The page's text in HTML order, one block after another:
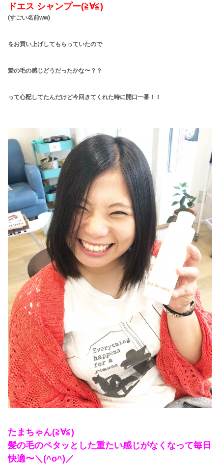
ドエス シャンプー(≧∀≦)
(すごい名前ww)
をお買い上げしてもらっていたので
髪の毛の感じどうだったかな〜？？
って心配してたんだけど今回きてくれた時に開口一番！！
たまちゃん(≧∀≦)
髪の毛のペタッとした重たい感じがなくなって毎日
快適〜＼(^o^)／